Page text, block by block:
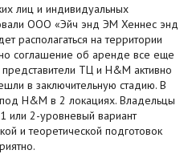
разделы
лиц и индивидуальных
ООО «Эйч энд ЭМ Хеннес энд
располагаться на территории
соглашение об аренде все еще
ТЦ и H&M активно
в заключительную стадию. В
H&M в 2 локациях. Владельцы
или 2-уровневый вариант
и теоретической подготовок